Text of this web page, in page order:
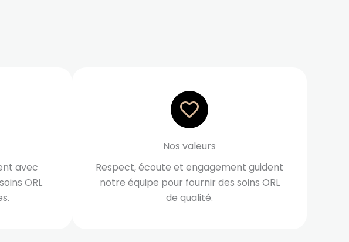
avec
ORL
Nos valeurs
Respect, écoute et engagement guident
notre équipe pour fournir des soins ORL
de qualité.